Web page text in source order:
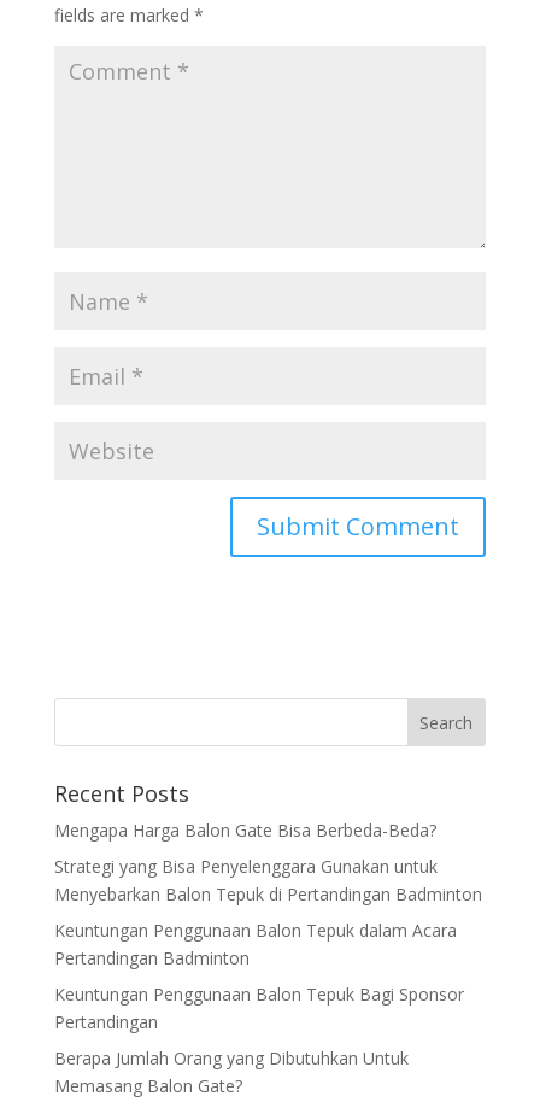
fields are marked *
Recent Posts
Mengapa Harga Balon Gate Bisa Berbeda-Beda?
Strategi yang Bisa Penyelenggara Gunakan untuk
Menyebarkan Balon Tepuk di Pertandingan Badminton
Keuntungan Penggunaan Balon Tepuk dalam Acara
Pertandingan Badminton
Keuntungan Penggunaan Balon Tepuk Bagi Sponsor
Pertandingan
Berapa Jumlah Orang yang Dibutuhkan Untuk
Memasang Balon Gate?